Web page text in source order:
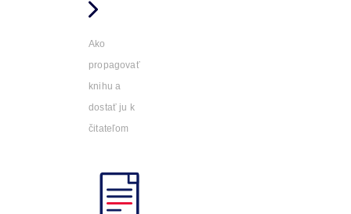
Ako
propagovať
knihu a
dostať ju k
čitateľom